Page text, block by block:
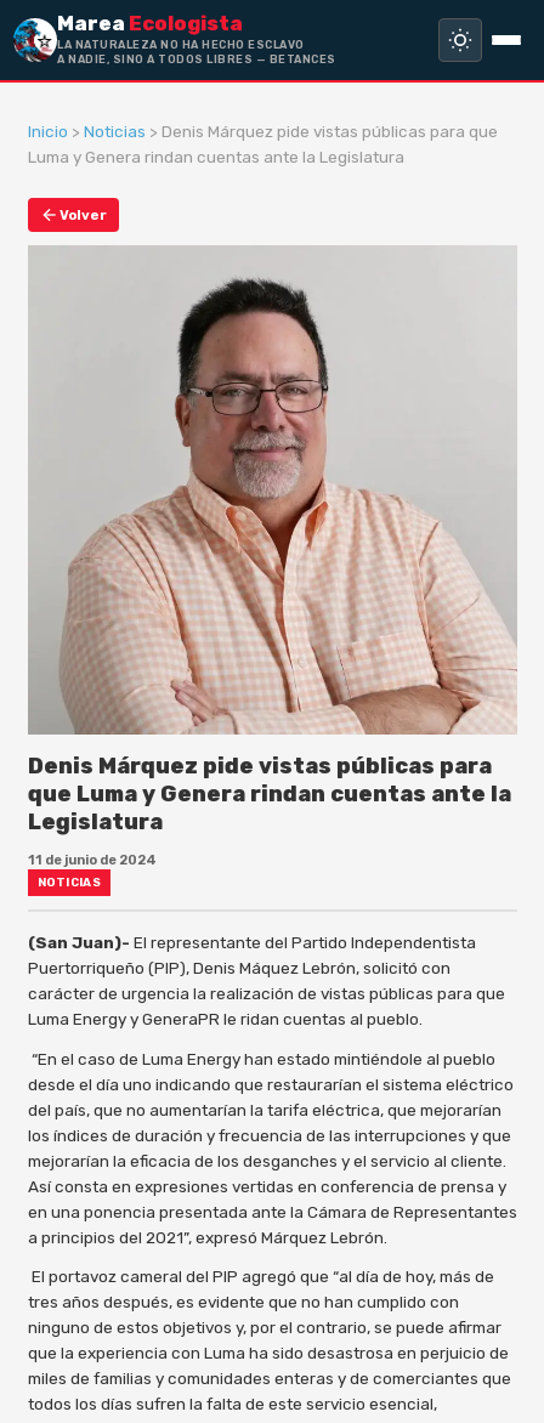
Marea Ecologista
LA NATURALEZA NO HA HECHO ESCLAVO
A NADIE, SINO A TODOS LIBRES — BETANCES
Inicio > Noticias > Denis Márquez pide vistas públicas para que
Luma y Genera rindan cuentas ante la Legislatura
Volver
Denis Márquez pide vistas públicas para
que Luma y Genera rindan cuentas ante la
Legislatura
11 de junio de 2024
NOTICIAS
(San Juan)- El representante del Partido Independentista
Puertorriqueño (PIP), Denis Máquez Lebrón, solicitó con
carácter de urgencia la realización de vistas públicas para que
Luma Energy y GeneraPR le ridan cuentas al pueblo.
“En el caso de Luma Energy han estado mintiéndole al pueblo
desde el día uno indicando que restaurarían el sistema eléctrico
del país, que no aumentarían la tarifa eléctrica, que mejorarían
los índices de duración y frecuencia de las interrupciones y que
mejorarían la eficacia de los desganches y el servicio al cliente.
Así consta en expresiones vertidas en conferencia de prensa y
en una ponencia presentada ante la Cámara de Representantes
a principios del 2021”, expresó Márquez Lebrón.
El portavoz cameral del PIP agregó que “al día de hoy, más de
tres años después, es evidente que no han cumplido con
ninguno de estos objetivos y, por el contrario, se puede afirmar
que la experiencia con Luma ha sido desastrosa en perjuicio de
miles de familias y comunidades enteras y de comerciantes que
todos los días sufren la falta de este servicio esencial,